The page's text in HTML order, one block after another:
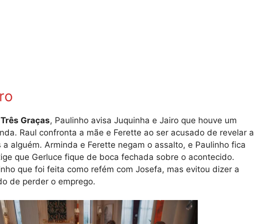
Três Graças, Paulinho avisa Juquinha e Jairo que houve um
Raul confronta a mãe e Ferette ao ser acusado de revelar a
alguém. Arminda e Ferette negam o assalto, e Paulinho fica
que Gerluce fique de boca fechada sobre o acontecido.
que foi feita como refém com Josefa, mas evitou dizer a
de perder o emprego.